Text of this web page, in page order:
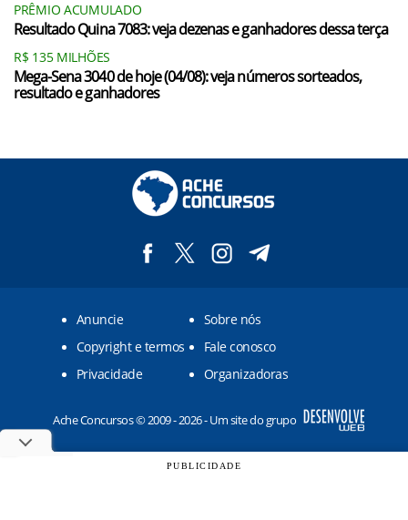
PRÊMIO ACUMULADO
Resultado Quina 7083: veja dezenas e ganhadores dessa terça
R$ 135 MILHÕES
Mega-Sena 3040 de hoje (04/08): veja números sorteados,
resultado e ganhadores
Anuncie
Sobre nós
Copyright e termos
Fale conosco
Privacidade
Organizadoras
Ache Concursos © 2009 - 2026 - Um site do grupo
PUBLICIDADE